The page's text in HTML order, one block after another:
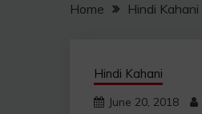
Home Hindi Kahani
Hindi Kahani
June 20, 2018